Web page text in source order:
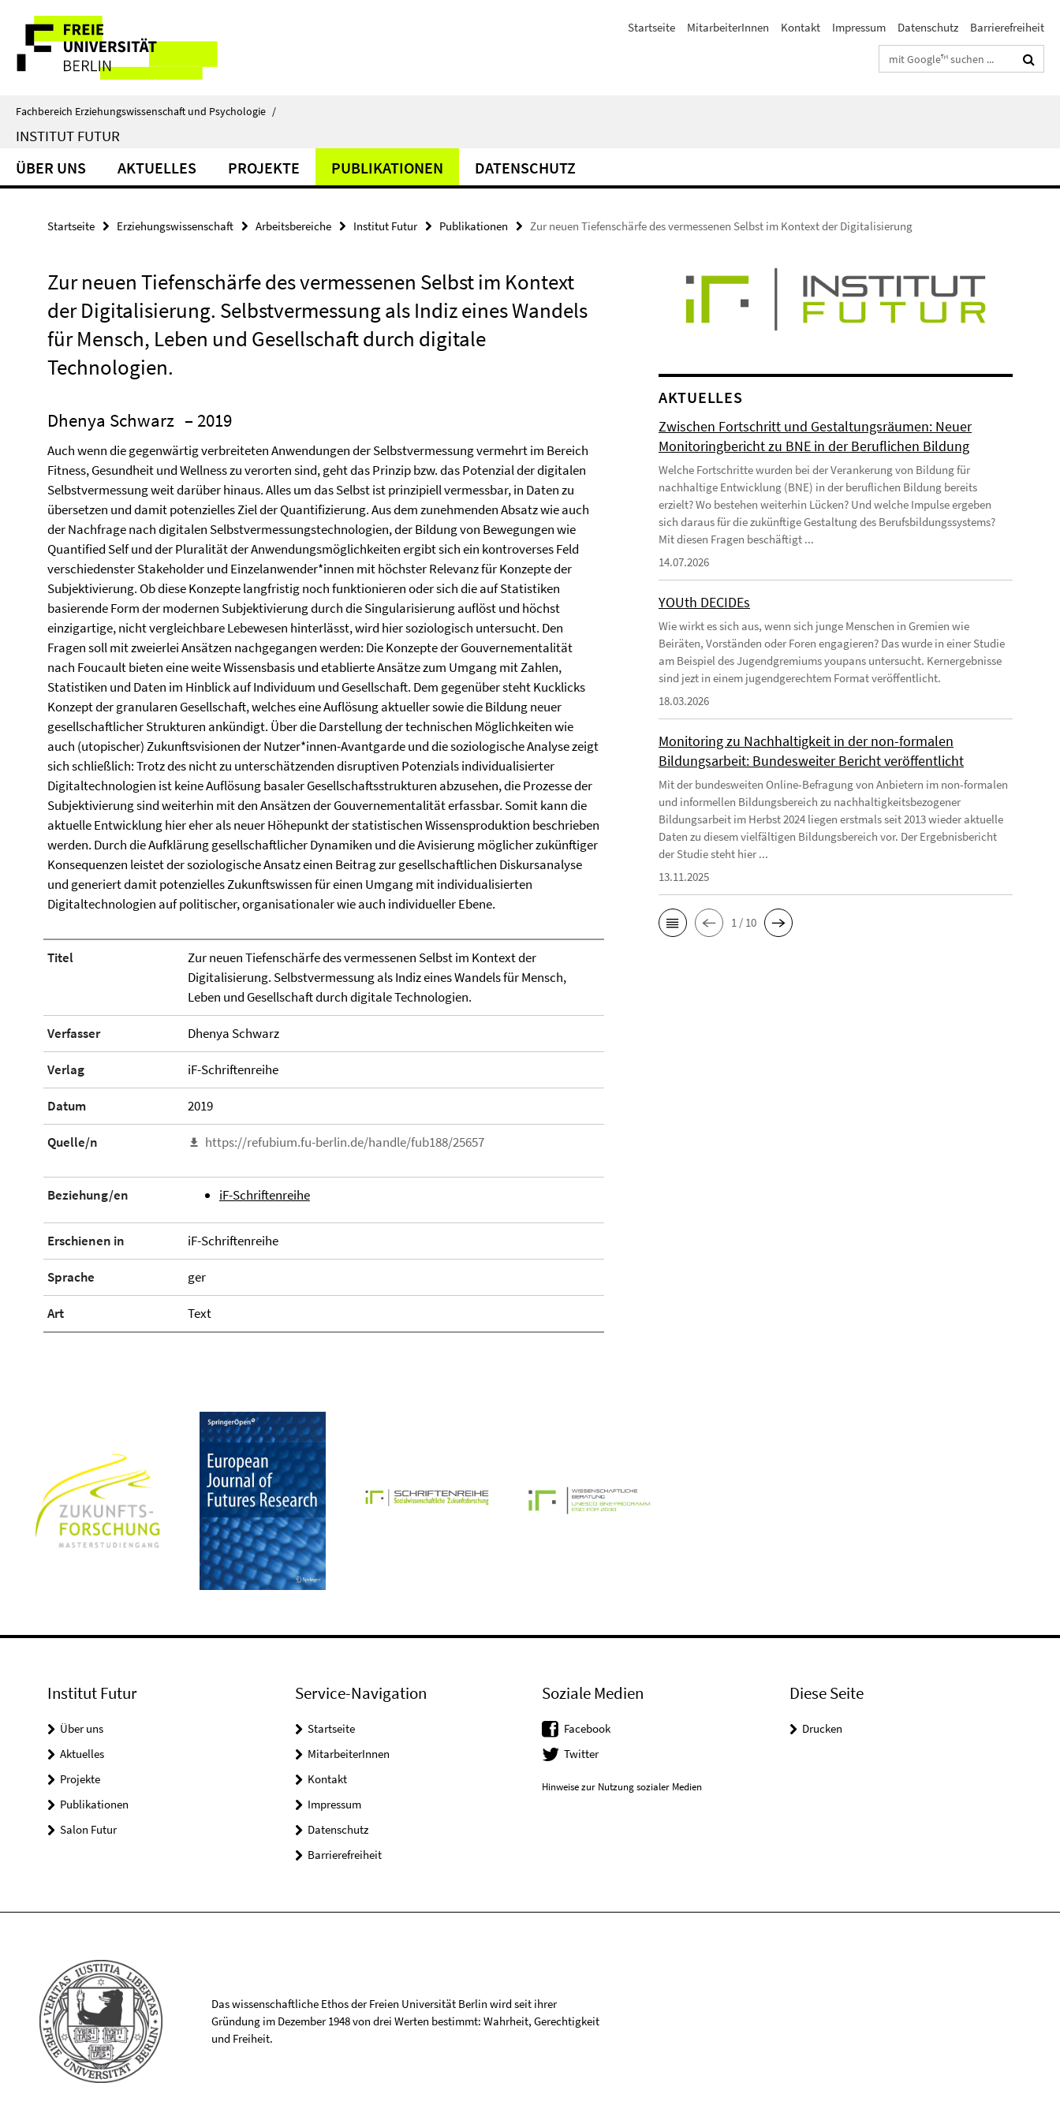
direkt
Inhalt
Service-
Navigation
Startseite MitarbeiterInnen Kontakt Impressum Datenschutz
Barrierefreiheit
Suchbegriffe
Fachbereich Erziehungswissenschaft und Psychologie /
INSTITUT FUTUR
ÜBER UNS AKTUELLES PROJEKTE PUBLIKATIONEN DATENSCHUTZ
Startseite Erziehungswissenschaft Arbeitsbereiche Institut Futur Publikationen Zur neuen Tiefenschärfe des vermessenen Selbst im Kontext der Digitalisierung
Zur neuen Tiefenschärfe des vermessenen Selbst im Kontext
der Digitalisierung. Selbstvermessung als Indiz eines Wandels
für Mensch, Leben und Gesellschaft durch digitale
Technologien.
Dhenya Schwarz – 2019
Auch wenn die gegenwärtig verbreiteten Anwendungen der Selbstvermessung vermehrt im Bereich
Fitness, Gesundheit und Wellness zu verorten sind, geht das Prinzip bzw. das Potenzial der digitalen
Selbstvermessung weit darüber hinaus. Alles um das Selbst ist prinzipiell vermessbar, in Daten zu
übersetzen und damit potenzielles Ziel der Quantifizierung. Aus dem zunehmenden Absatz wie auch
der Nachfrage nach digitalen Selbstvermessungstechnologien, der Bildung von Bewegungen wie
Quantified Self und der Pluralität der Anwendungsmöglichkeiten ergibt sich ein kontroverses Feld
verschiedenster Stakeholder und Einzelanwender*innen mit höchster Relevanz für Konzepte der
Subjektivierung. Ob diese Konzepte langfristig noch funktionieren oder sich die auf Statistiken
basierende Form der modernen Subjektivierung durch die Singularisierung auflöst und höchst
einzigartige, nicht vergleichbare Lebewesen hinterlässt, wird hier soziologisch untersucht. Den
Fragen soll mit zweierlei Ansätzen nachgegangen werden: Die Konzepte der Gouvernementalität
nach Foucault bieten eine weite Wissensbasis und etablierte Ansätze zum Umgang mit Zahlen,
Statistiken und Daten im Hinblick auf Individuum und Gesellschaft. Dem gegenüber steht Kucklicks
Konzept der granularen Gesellschaft, welches eine Auflösung aktueller sowie die Bildung neuer
gesellschaftlicher Strukturen ankündigt. Über die Darstellung der technischen Möglichkeiten wie
auch (utopischer) Zukunftsvisionen der Nutzer*innen-Avantgarde und die soziologische Analyse zeigt
sich schließlich: Trotz des nicht zu unterschätzenden disruptiven Potenzials individualisierter
Digitaltechnologien ist keine Auflösung basaler Gesellschaftsstrukturen abzusehen, die Prozesse der
Subjektivierung sind weiterhin mit den Ansätzen der Gouvernementalität erfassbar. Somit kann die
aktuelle Entwicklung hier eher als neuer Höhepunkt der statistischen Wissensproduktion beschrieben
werden. Durch die Aufklärung gesellschaftlicher Dynamiken und die Avisierung möglicher zukünftiger
Konsequenzen leistet der soziologische Ansatz einen Beitrag zur gesellschaftlichen Diskursanalyse
und generiert damit potenzielles Zukunftswissen für einen Umgang mit individualisierten
Digitaltechnologien auf politischer, organisationaler wie auch individueller Ebene.
Titel
Zur neuen Tiefenschärfe des vermessenen Selbst im Kontext der
Digitalisierung. Selbstvermessung als Indiz eines Wandels für Mensch,
Leben und Gesellschaft durch digitale Technologien.
Verfasser Dhenya Schwarz
Verlag iF-Schriftenreihe
Datum 2019
Quelle/n https://refubium.fu-berlin.de/handle/fub188/25657
Beziehung/en iF-Schriftenreihe
Erschienen in iF-Schriftenreihe
Sprache ger
Art Text
AKTUELLES
Zwischen Fortschritt und Gestaltungsräumen: Neuer
Monitoringbericht zu BNE in der Beruflichen Bildung
Welche Fortschritte wurden bei der Verankerung von Bildung für
nachhaltige Entwicklung (BNE) in der beruflichen Bildung bereits
erzielt? Wo bestehen weiterhin Lücken? Und welche Impulse ergeben
sich daraus für die zukünftige Gestaltung des Berufsbildungssystems?
Mit diesen Fragen beschäftigt ...
14.07.2026
YOUth DECIDEs
Wie wirkt es sich aus, wenn sich junge Menschen in Gremien wie
Beiräten, Vorständen oder Foren engagieren? Das wurde in einer Studie
am Beispiel des Jugendgremiums youpans untersucht. Kernergebnisse
sind jezt in einem jugendgerechtem Format veröffentlicht.
18.03.2026
Monitoring zu Nachhaltigkeit in der non-formalen
Bildungsarbeit: Bundesweiter Bericht veröffentlicht
Mit der bundesweiten Online-Befragung von Anbietern im non-formalen
und informellen Bildungsbereich zu nachhaltigkeitsbezogener
Bildungsarbeit im Herbst 2024 liegen erstmals seit 2013 wieder aktuelle
Daten zu diesem vielfältigen Bildungsbereich vor. Der Ergebnisbericht
der Studie steht hier ...
13.11.2025
1 / 10
Institut Futur
Über uns
Aktuelles
Projekte
Publikationen
Salon Futur
Service-Navigation
Startseite
MitarbeiterInnen
Kontakt
Impressum
Datenschutz
Barrierefreiheit
Soziale Medien
Facebook
Twitter
Hinweise zur Nutzung sozialer Medien
Diese Seite
Drucken
Das wissenschaftliche Ethos der Freien Universität Berlin wird seit ihrer
Gründung im Dezember 1948 von drei Werten bestimmt: Wahrheit, Gerechtigkeit
und Freiheit.